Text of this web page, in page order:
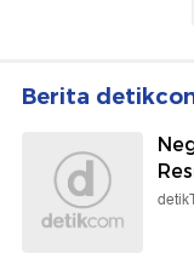
Berita